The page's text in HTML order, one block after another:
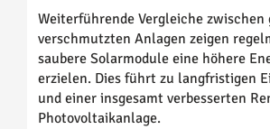
Weiterführende Vergleiche
verschmutzten Anlagen zeigen
saubere Solarmodule eine höhere
erzielen. Dies führt zu langfristigen
und einer insgesamt verbesserten
Photovoltaikanlage.